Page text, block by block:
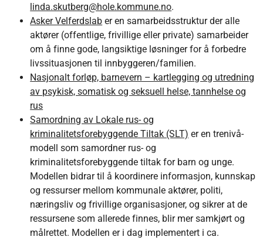
linda.skutberg@hole.kommune.no.
Asker Velferdslab er en samarbeidsstruktur der alle
aktører (offentlige, frivillige eller private) samarbeider
om å finne gode, langsiktige løsninger for å forbedre
livssituasjonen til innbyggeren/familien.
Nasjonalt forløp, barnevern – kartlegging og utredning
av psykisk, somatisk og seksuell helse, tannhelse og
rus
Samordning av Lokale rus- og
kriminalitetsforebyggende Tiltak (SLT) er en trenivå-
modell som samordner rus- og
kriminalitetsforebyggende tiltak for barn og unge.
Modellen bidrar til å koordinere informasjon, kunnskap
og ressurser mellom kommunale aktører, politi,
næringsliv og frivillige organisasjoner, og sikrer at de
ressursene som allerede finnes, blir mer samkjørt og
målrettet. Modellen er i dag implementert i ca.